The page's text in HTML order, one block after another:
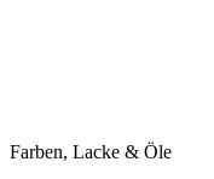
Farben, Lacke & Öle